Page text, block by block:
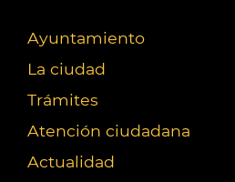
Ayuntamiento
La ciudad
Trámites
Atención ciudadana
Actualidad